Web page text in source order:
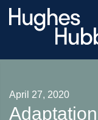
April 27, 2020